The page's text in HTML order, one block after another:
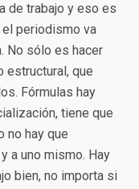
de trabajo y eso es
periodismo va
No sólo es hacer
que
Fórmulas hay
tiene que
no hay que
a uno mismo. Hay
bien, no importa si